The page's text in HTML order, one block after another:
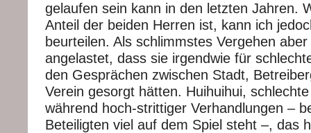
gelaufen sein kann in den letzten Jahren.
Anteil der beiden Herren ist, kann ich
beurteilen. Als schlimmstes Vergehen
angelastet, dass sie irgendwie für
den Gesprächen zwischen Stadt,
Verein gesorgt hätten. Huihuihui,
während hoch-strittiger Verhandlungen –
Beteiligten viel auf dem Spiel steht –, das